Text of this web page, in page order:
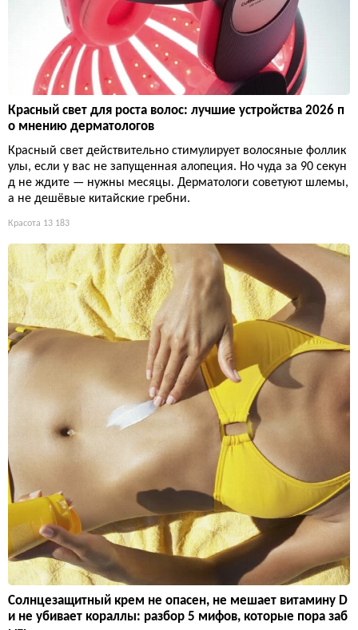
Красный свет для роста волос: лучшие устройства 2026 п
о мнению дерматологов
Красный свет действительно стимулирует волосяные фоллик
улы, если у вас не запущенная алопеция. Но чуда за 90 секун
д не ждите — нужны месяцы. Дерматологи советуют шлемы,
а не дешёвые китайские гребни.
Красота 13 183
Солнцезащитный крем не опасен, не мешает витамину D
и не убивает кораллы: разбор 5 мифов, которые пора заб